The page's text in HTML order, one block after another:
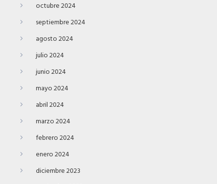
octubre 2024
septiembre 2024
agosto 2024
julio 2024
junio 2024
mayo 2024
abril 2024
marzo 2024
febrero 2024
enero 2024
diciembre 2023